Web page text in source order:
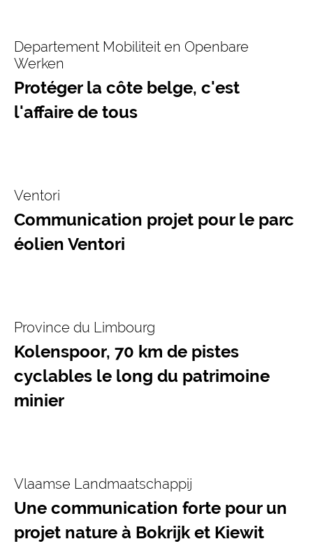
Departement Mobiliteit en Openbare
Werken
Protéger la côte belge, c'est
l'affaire de tous
Ventori
Communication projet pour le parc
éolien Ventori
Province du Limbourg
Kolenspoor, 70 km de pistes
cyclables le long du patrimoine
minier
Vlaamse Landmaatschappij
Une communication forte pour un
projet nature à Bokrijk et Kiewit